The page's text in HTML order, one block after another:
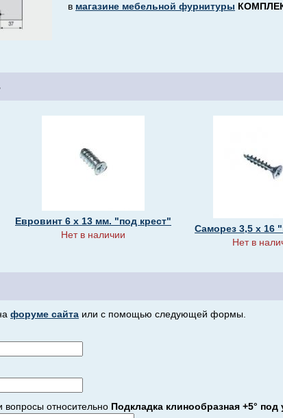
в магазине мебельной фурнитуры
Евровинт 6 х 13 мм. "под крест"
Нет в наличии
Саморез 3,5 х 16
Нет в
форуме сайта или с помощью следующей формы.
относительно Подкладка клинообразная +5°